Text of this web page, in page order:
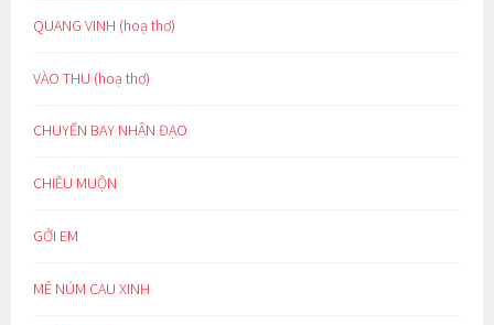
QUANG VINH (hoạ thơ)
VÀO THU (hoạ thơ)
CHUYẾN BAY NHÂN ĐẠO
CHIỀU MUỘN
GỞI EM
MÊ NÚM CAU XINH